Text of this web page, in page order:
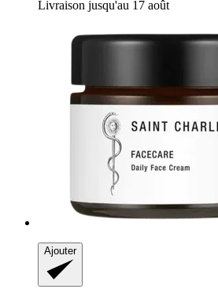
Livraison jusqu'au 17 août
Ajouter